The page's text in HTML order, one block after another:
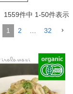
1559件中 1-50件表示
1 2 … 32